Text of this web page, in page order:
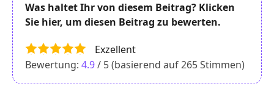
Was haltet Ihr von diesem Beitrag? Klicken
Sie hier, um diesen Beitrag zu bewerten.
Exzellent
Bewertung: 4.9/ 5 (basierend auf265Stimmen)